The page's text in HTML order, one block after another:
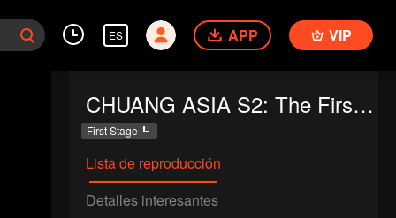
ES APP VIP
CHUANG ASIA S2: The First Public Performance
First Stage
Lista de reproducción
Detalles interesantes
Primera Cámara de
enfoque de CHUANG